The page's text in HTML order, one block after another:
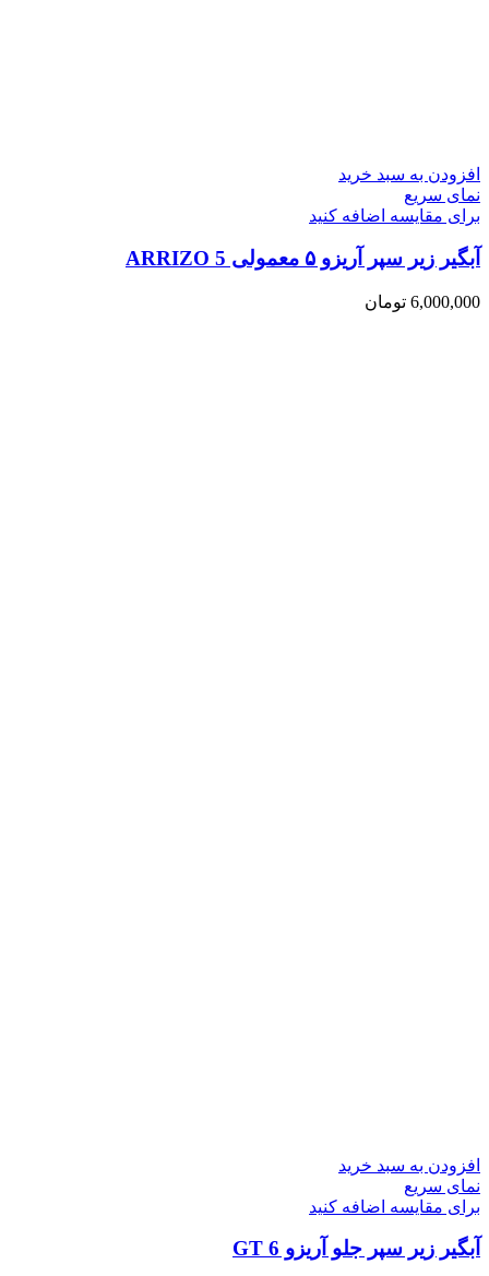
افزودن به سبد خرید
نمای سریع
برای مقایسه اضافه کنید
آبگیر زیر سپر آریزو ۵ معمولی ARRIZO 5
6,000,000 تومان
افزودن به سبد خرید
نمای سریع
برای مقایسه اضافه کنید
آبگیر زیر سپر جلو آریزو 6 GT